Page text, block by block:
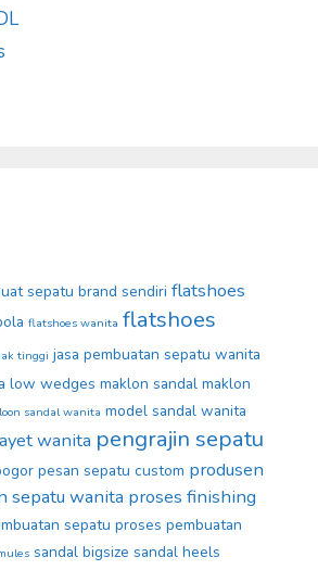
sepatu brand sendiri flatshoes
flatshoes wanita flatshoes
tinggi jasa pembuatan sepatu wanita
low wedges maklon sandal maklon
sandal wanita model sandal wanita
wanita pengrajin sepatu
pesan sepatu custom produsen
sepatu wanita proses finishing
sepatu proses pembuatan
sandal bigsize sandal heels